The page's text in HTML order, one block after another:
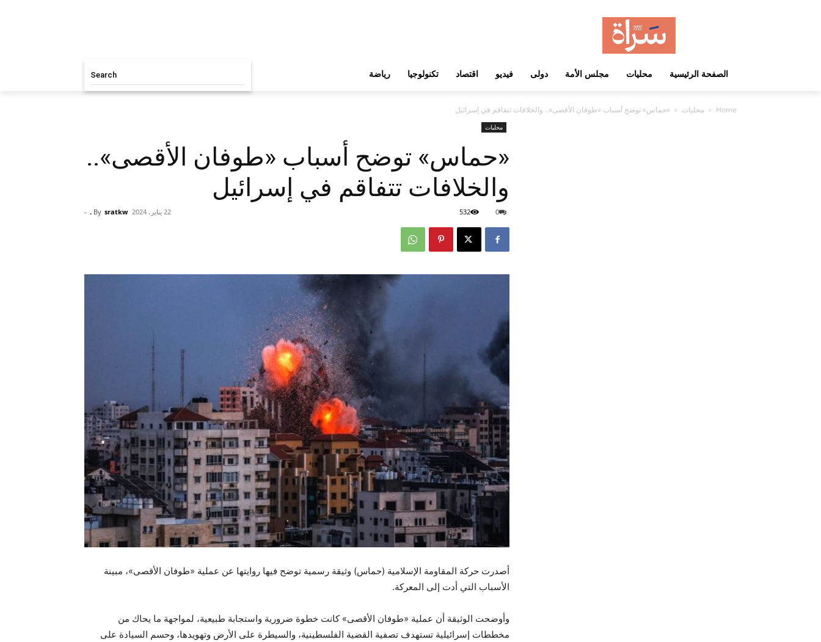
الصفحة الرئيسية محليات مجلس الأمة دولى فيديو اقتصاد تكنولوجيا رياضة Search
Home محليات «حماس» توضح أسباب «طوفان الأقصى».. والخلافات تتفاقم في إسرائيل
محليات
«حماس» توضح أسباب «طوفان الأقصى»..
والخلافات تتفاقم في إسرائيل
By sratkw .
- 22 يناير، 2024 0
532
أصدرت حركة المقاومة الإسلامية (حماس) وثيقة رسمية توضح فيها روايتها عن عملية «طوفان الأقصى»، مبينة
الأسباب التي أدت إلى المعركة.
وأوضحت الوثيقة أن عملية «طوفان الأقصى» كانت خطوة ضرورية واستجابة طبيعية، لمواجهة ما يحاك من
مخططات إسرائيلية تستهدف تصفية القضية الفلسطينية، والسيطرة على الأرض وتهويدها، وحسم السيادة على